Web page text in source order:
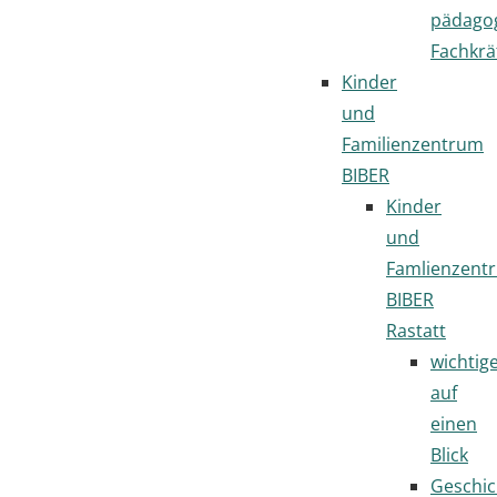
Kinder
und
Familienzentrum
BIBER
Kinder
und
BIBER
Rastatt
auf
einen
Blick